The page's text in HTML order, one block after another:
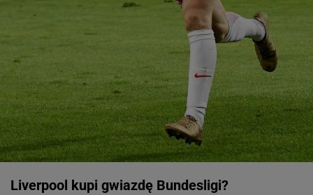
Liverpool kupi gwiazdę Bundesligi?